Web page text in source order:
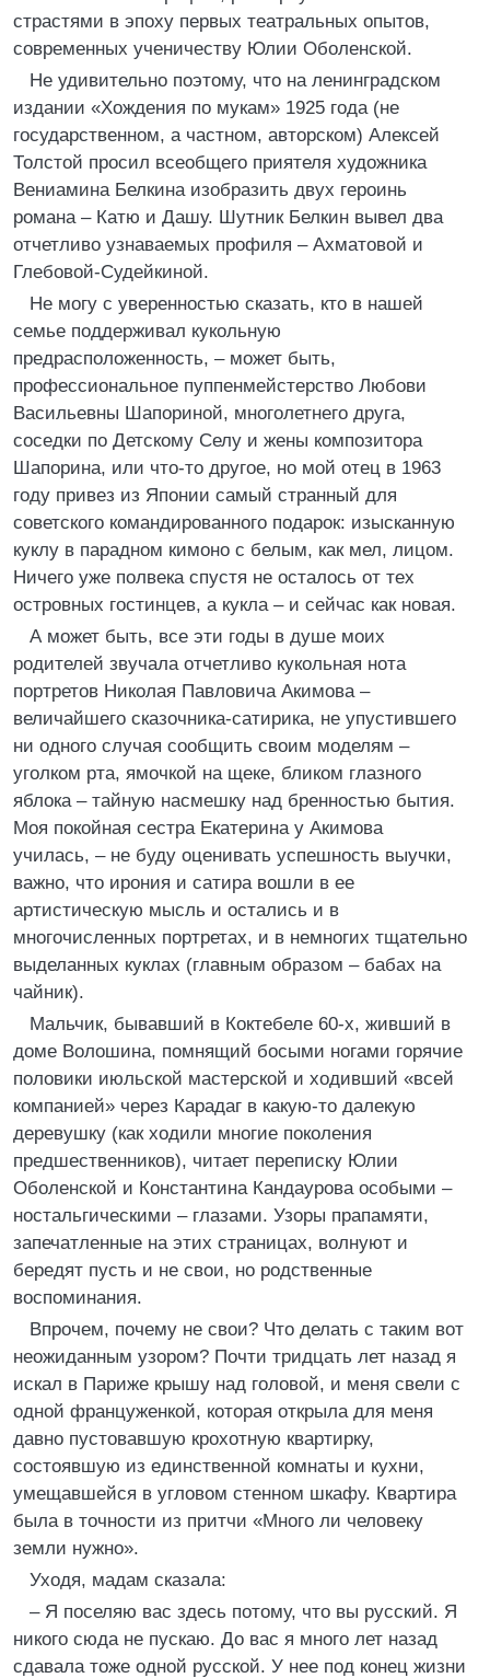
страстями в эпоху первых театральных опытов,
современных ученичеству Юлии Оболенской.
Не удивительно поэтому, что на ленинградском
издании «Хождения по мукам» 1925 года (не
государственном, а частном, авторском) Алексей
Толстой просил всеобщего приятеля художника
Вениамина Белкина изобразить двух героинь
романа – Катю и Дашу. Шутник Белкин вывел два
отчетливо узнаваемых профиля – Ахматовой и
Глебовой-Судейкиной.
Не могу с уверенностью сказать, кто в нашей
семье поддерживал кукольную
предрасположенность, – может быть,
профессиональное пуппенмейстерство Любови
Васильевны Шапориной, многолетнего друга,
соседки по Детскому Селу и жены композитора
Шапорина, или что-то другое, но мой отец в 1963
году привез из Японии самый странный для
советского командированного подарок: изысканную
куклу в парадном кимоно с белым, как мел, лицом.
Ничего уже полвека спустя не осталось от тех
островных гостинцев, а кукла – и сейчас как новая.
А может быть, все эти годы в душе моих
родителей звучала отчетливо кукольная нота
портретов Николая Павловича Акимова –
величайшего сказочника-сатирика, не упустившего
ни одного случая сообщить своим моделям –
уголком рта, ямочкой на щеке, бликом глазного
яблока – тайную насмешку над бренностью бытия.
Моя покойная сестра Екатерина у Акимова
училась, – не буду оценивать успешность выучки,
важно, что ирония и сатира вошли в ее
артистическую мысль и остались и в
многочисленных портретах, и в немногих тщательно
выделанных куклах (главным образом – бабах на
чайник).
Мальчик, бывавший в Коктебеле 60-х, живший в
доме Волошина, помнящий босыми ногами горячие
половики июльской мастерской и ходивший «всей
компанией» через Карадаг в какую-то далекую
деревушку (как ходили многие поколения
предшественников), читает переписку Юлии
Оболенской и Константина Кандаурова особыми –
ностальгическими – глазами. Узоры прапамяти,
запечатленные на этих страницах, волнуют и
бередят пусть и не свои, но родственные
воспоминания.
Впрочем, почему не свои? Что делать с таким вот
неожиданным узором? Почти тридцать лет назад я
искал в Париже крышу над головой, и меня свели с
одной француженкой, которая открыла для меня
давно пустовавшую крохотную квартирку,
состоявшую из единственной комнаты и кухни,
умещавшейся в угловом стенном шкафу. Квартира
была в точности из притчи «Много ли человеку
земли нужно».
Уходя, мадам сказала:
– Я поселяю вас здесь потому, что вы русский. Я
никого сюда не пускаю. До вас я много лет назад
сдавала тоже одной русской. У нее под конец жизни